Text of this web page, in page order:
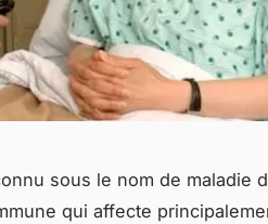
sous le nom de maladie
qui affecte